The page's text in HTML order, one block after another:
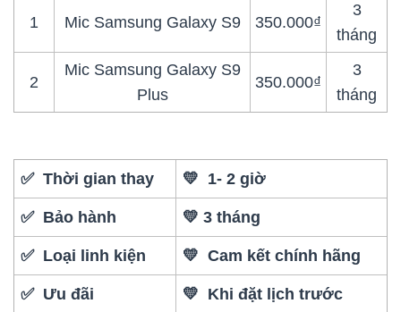
1 Mic Samsung Galaxy S9 350.000₫
3
tháng
2
Mic Samsung Galaxy S9
Plus
350.000₫
3
tháng
✅ Thời gian thay 💛 1- 2 giờ
✅ Bảo hành 💛 3 tháng
✅ Loại linh kiện 💛 Cam kết chính hãng
✅ Ưu đãi 💛 Khi đặt lịch trước